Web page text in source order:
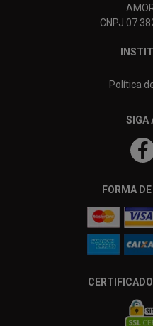
CNPJ
Política
SIGA
FORMA